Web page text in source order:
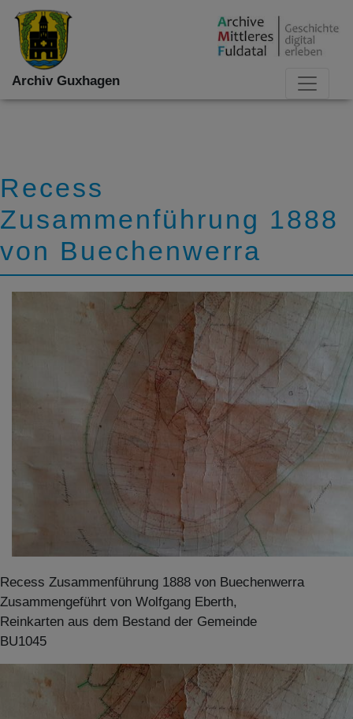
Archiv Guxhagen
Recess
Zusammenführung 1888
von Buechenwerra
Recess Zusammenführung 1888 von Buechenwerra
Zusammengeführt von Wolfgang Eberth,
Reinkarten aus dem Bestand der Gemeinde
BU1045